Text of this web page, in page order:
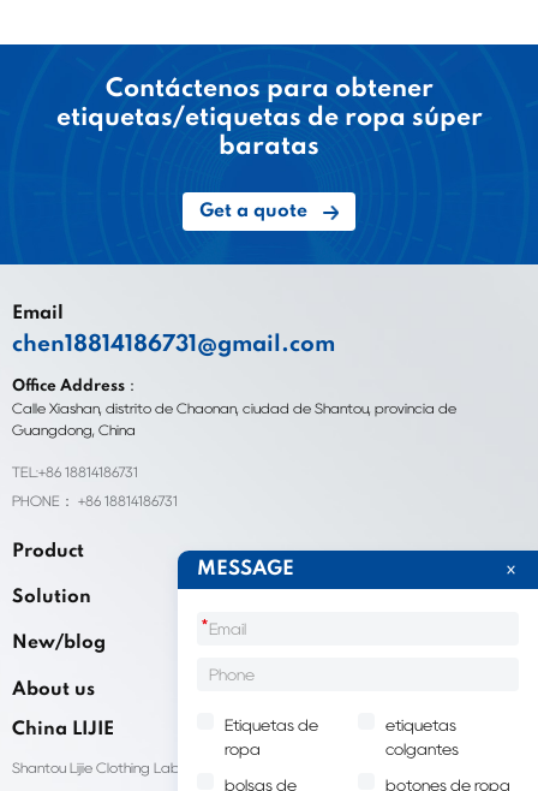
Contáctenos para obtener
etiquetas/etiquetas de ropa súper
baratas
Get a quote
Email
chen18814186731@gmail.com
Office Address：
Calle Xiashan, distrito de Chaonan, ciudad de Shantou, provincia de
Guangdong, China
TEL:+86 18814186731
PHONE： +86 18814186731
Product
Solution
New/blog
About us
China LIJIE
Shantou Lijie Clothing Labels brinda servicios personalizados para etiquetas
MESSAGE
*
Etiquetas de
ropa
etiquetas
colgantes
bolsas de botones de ropa